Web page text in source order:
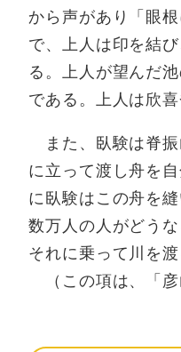
から声があり「眼
で、上人は印を結
る。上人が望んだ
である。上人は欣
また、臥験は脊振
に立って渡し舟を
に臥験はこの舟を
数万人の人がどう
それに乗って川を渡
（この項は、「彦